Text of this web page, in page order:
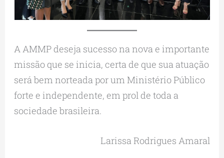
A AMMP deseja sucesso na nova e importante
missão que se inicia, certa de que sua atuação
será bem norteada por um Ministério Público
forte e independente, em prol de toda a
sociedade brasileira.
Larissa Rodrigues Amaral